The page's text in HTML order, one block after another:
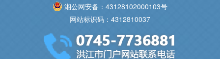
湘公网安备：43128102000103号
网站标识码：4312810037